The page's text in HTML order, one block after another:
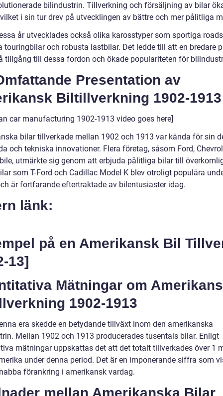
bilindustrin. Tillverkning och försäljning av bilar
i sin tur drev på utvecklingen av bättre och mer pålitliga
år utvecklades också olika karosstyper som sportiga
touringbilar och robusta lastbilar. Det ledde till att en bredare
tillgång till dessa fordon och ökade populariteten för
Presentation av
Biltillverkning 1902-1913
car manufacturing 1902-1913 video goes here]
bilar tillverkade mellan 1902 och 1913 var kända för sin
och tekniska innovationer. Flera företag, såsom Ford,
utmärkte sig genom att erbjuda pålitliga bilar till
som T-Ford och Cadillac Model K blev otroligt populära
är fortfarande eftertraktade av bilentusiaster idag.
länk:
på en Amerikansk Bil
13]
Mätningar om
1902-1913
era skedde en betydande tillväxt inom den amerikanska
Mellan 1902 och 1913 producerades tusentals bilar. Enligt
mätningar uppskattas det att det totalt tillverkades över 1
under denna period. Det är en imponerande siffra som
förankring i amerikansk vardag.
mellan Amerikanska Bilar